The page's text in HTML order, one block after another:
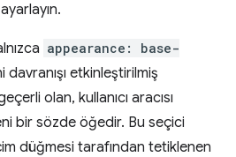
appearance: base-
davranışı etkinleştirilmiş
olan, kullanıcı aracısı
bir sözde öğedir. Bu seçici
düğmesi tarafından tetiklenen